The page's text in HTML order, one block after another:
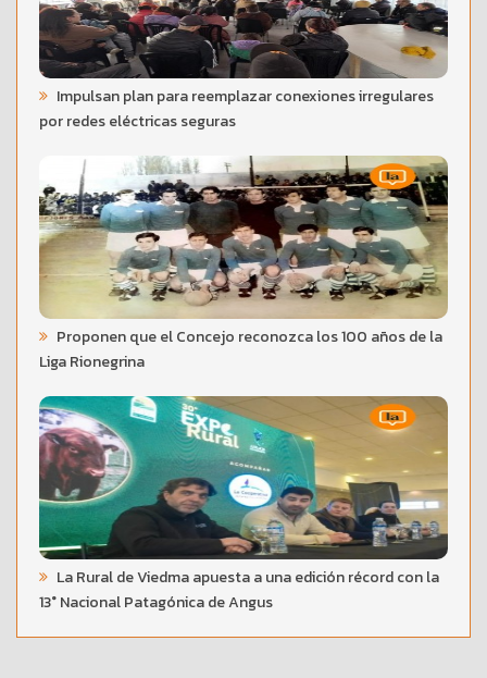
Impulsan plan para reemplazar conexiones irregulares
por redes eléctricas seguras
Proponen que el Concejo reconozca los 100 años de la
Liga Rionegrina
La Rural de Viedma apuesta a una edición récord con la
13° Nacional Patagónica de Angus